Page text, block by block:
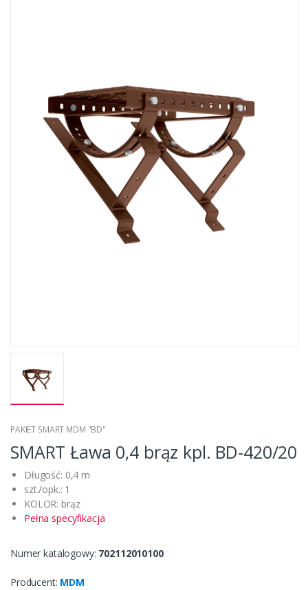
PAKIET SMART MDM "BD"
SMART Ława 0,4 brąz kpl. BD-420/20
Długość: 0,4 m
szt./opk.: 1
KOLOR: brąz
Pełna specyfikacja
Numer katalogowy: 702112010100
Producent: MDM